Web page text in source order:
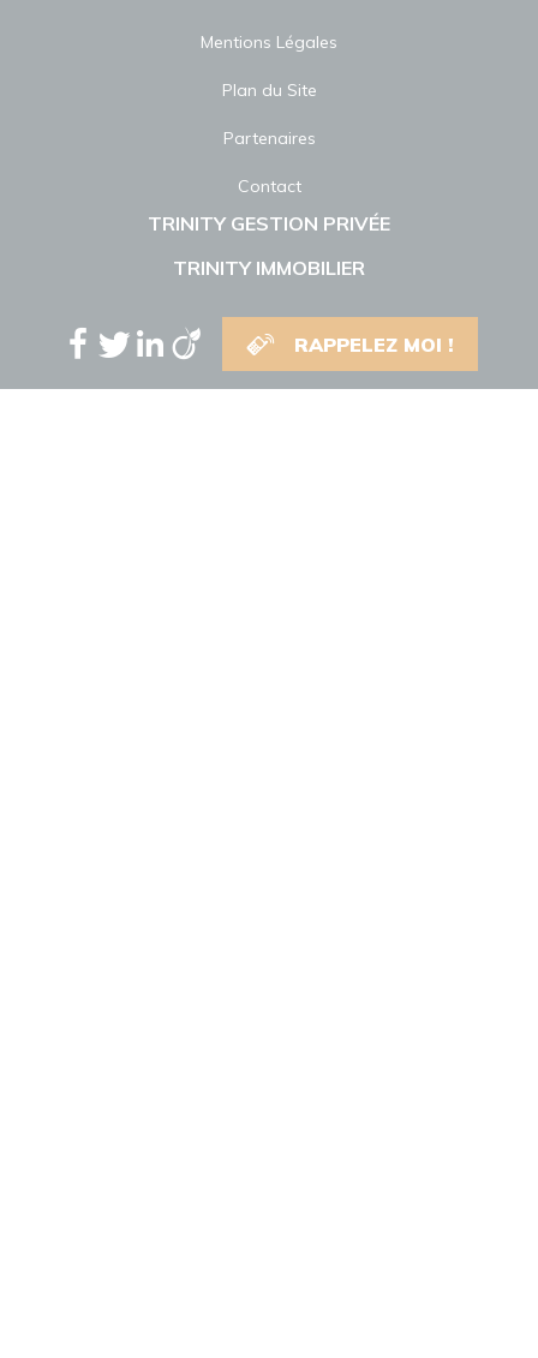
Mentions Légales
Plan du Site
Partenaires
Contact
TRINITY GESTION PRIVÉE
TRINITY IMMOBILIER
RAPPELEZ MOI !